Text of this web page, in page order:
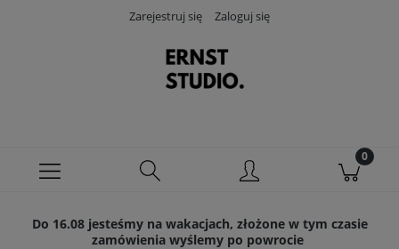
Zarejestruj się Zaloguj się
Do 16.08 jesteśmy na wakacjach, złożone w tym czasie
zamówienia wyślemy po powrocie